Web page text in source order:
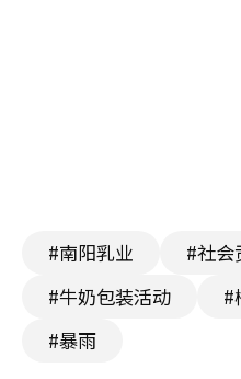
#南阳乳业 #社会
#牛奶包装活动
#
#暴雨